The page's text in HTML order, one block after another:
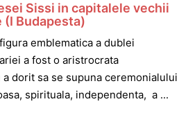
Sissi in capitalele vechii
(I Budapesta)
emblematica a dublei
a fost o aristrocrata
dorit sa se supuna ceremonialului
spirituala, independenta, a ...